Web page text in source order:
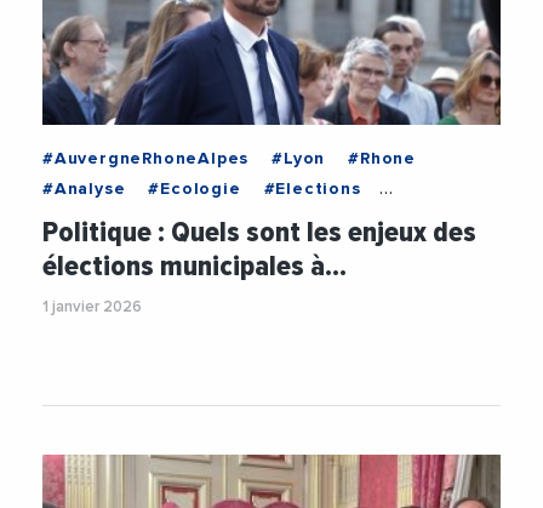
#AuvergneRhoneAlpes #Lyon
#Rhone
#Analyse
#Ecologie
#Elections
#GregoryDoucet
#MairieDeLyon
#Municipales2026
#TransitionEcologique
#Urbanisme
Politique : Quels sont les enjeux des
élections municipales à…
1 janvier 2026